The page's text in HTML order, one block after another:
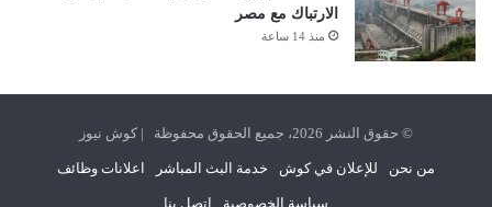
الارتباك مع مصر
منذ 14 ساعة
© حقوق النشر 2026، جميع الحقوق محفوظة | كوش نيوز
من نحن للإعلان في كوش خدمة البث المباشر اعلانات وظائف
سياسة الخصوصية اتصل بنا